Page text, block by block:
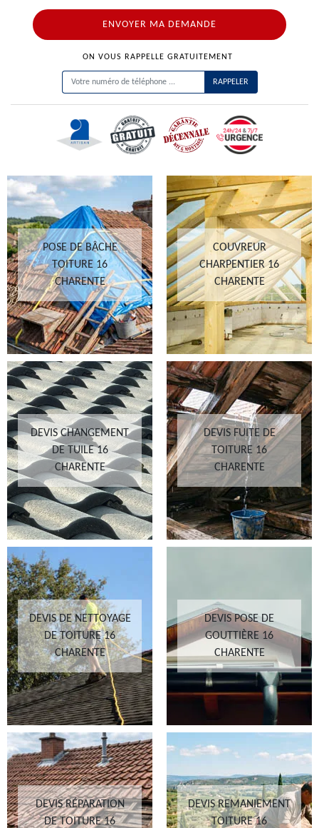
ON VOUS RAPPELLE GRATUITEMENT
POSE DE BÂCHE
TOITURE 16
CHARENTE
COUVREUR
CHARPENTIER 16
CHARENTE
DEVIS CHANGEMENT
DE TUILE 16
CHARENTE
DEVIS FUITE DE
TOITURE 16
CHARENTE
DEVIS DE NETTOYAGE
DE TOITURE 16
CHARENTE
DEVIS POSE DE
GOUTTIÈRE 16
CHARENTE
DEVIS RÉPARATION
DE TOITURE 16
DEVIS REMANIEMENT
TOITURE 16